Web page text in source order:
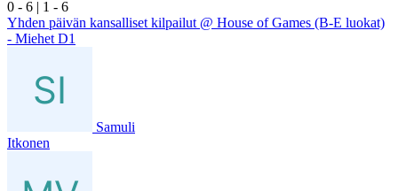
0 - 6 | 1 - 6
Yhden päivän kansalliset kilpailut @ House of Games (B-E luokat)
- Miehet D1
Samuli
Itkonen